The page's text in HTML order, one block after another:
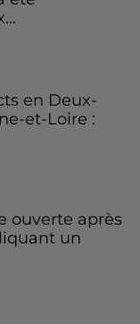
en Deux-
et-Loire :
ouverte après
un